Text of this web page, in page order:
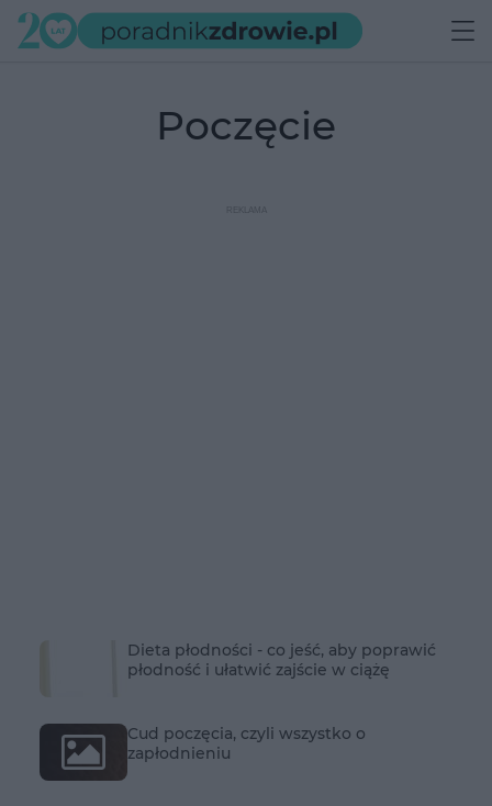
poczęcie
Dieta płodności - co jeść, aby poprawić
płodność i ułatwić zajście w ciążę
Cud poczęcia, czyli wszystko o
zapłodnieniu